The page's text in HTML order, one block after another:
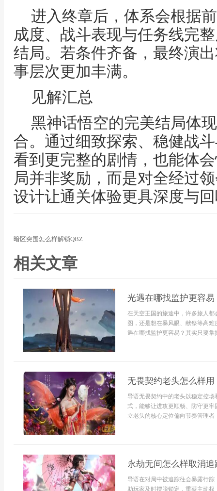
进入终章后，体系会根据
成度、战斗表现与任务线完
结局。若条件齐备，最终演
事层次更加丰满。
见解汇总
黑神话悟空的完美结局体
合。通过细致探索、稳健战
看到更完整的剧情，也能体
局并非奖励，而是对全经过
设计让通关体验更具深度与
暗区突围怎么样解锁QBZ
相关文章
光遇在哪找监护更容易
在天空王国的旅途中，许多旅人
图，还是想在暴风眼、献祭等高
遇在哪找监护更容易？其实只要掌
无畏契约老头怎么样用
导语无畏契约中的老头以稳定控
式，能够让进攻更顺畅、防守更
立老头的核心定位偏向节奏管理者
永劫无间怎么样取消追
导语在对局中被追踪往会暴露行
助玩家及时摆脱锁定，重获主动